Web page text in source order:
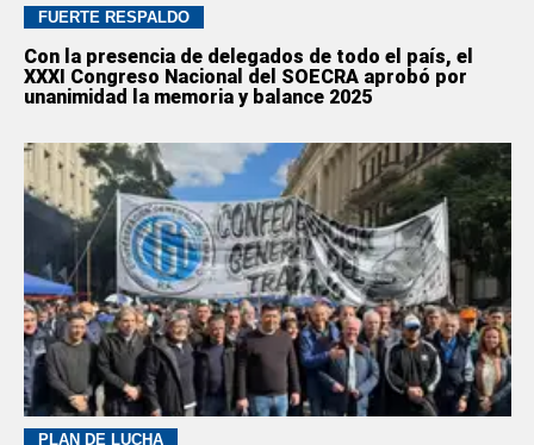
FUERTE RESPALDO
Con la presencia de delegados de todo el país, el
XXXI Congreso Nacional del SOECRA aprobó por
unanimidad la memoria y balance 2025
PLAN DE LUCHA